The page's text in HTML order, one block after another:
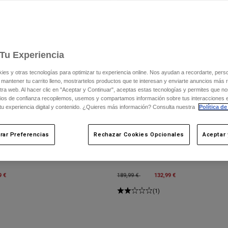
€ Price reduced from
189,99 €to 132,99 €
(1)
Experiencia
y otras tecnologías para optimizar tu experiencia online. Nos ayudan a recordarte,
tu carrito lleno, mostrartelos productos que te interesan y enviarte anuncios más
web. Al hacer clic en "Aceptar y Continuar", aceptas estas tecnologías y permites que
de confianza recopilemos, usemos y compartamos información sobre tus interacciones
experiencia digital y contenido. ¿Quieres más información? Consulta nuestra
Política
Preferencias Rechazar Cookies Opcionales Aceptar